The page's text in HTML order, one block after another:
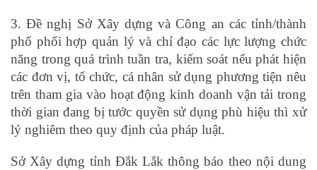
3. Đề nghị Sở Xây dựng và Công an các tỉnh/thành
phố phối hợp quản lý và chỉ đạo các lực lượng chức
năng trong quá trình tuần tra, kiểm soát nếu phát hiện
các đơn vị, tổ chức, cá nhân sử dụng phương tiện nêu
trên tham gia vào hoạt động kinh doanh vận tải trong
thời gian đang bị tước quyền sử dụng phù hiệu thì xử
lý nghiêm theo quy định của pháp luật.
Sở Xây dựng tỉnh Đắk Lắk thông báo theo nội dung